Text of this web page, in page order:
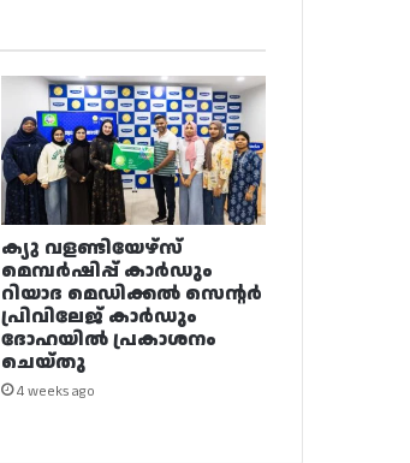
ക്യു വളണ്ടിയേഴ്‌സ്
മെമ്പർഷിപ്പ് കാർഡും
റിയാദ മെഡിക്കൽ സെന്റർ
പ്രിവിലേജ് കാർഡും
ദോഹയിൽ പ്രകാശനം
ചെയ്തു
4 weeks ago